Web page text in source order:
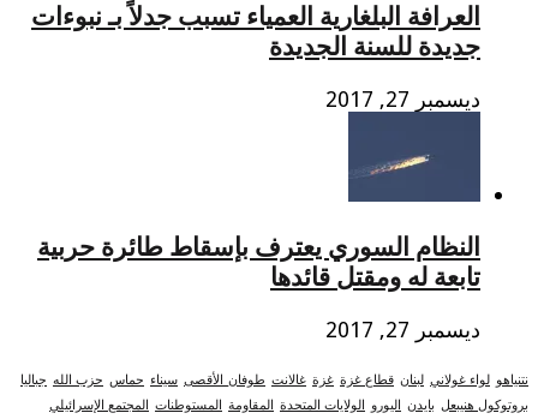
العرافة البلغارية العمياء تسبب جدلاً بـ نبوءات
جديدة للسنة الجديدة
ديسمبر 27, 2017
النظام السوري يعترف بإسقاط طائرة حربية
تابعة له ومقتل قائدها
ديسمبر 27, 2017
نتنياهو لواء غولاني لبنان قطاع غزة غزة غالانت طوفان_الأقصى سيناء حماس حزب الله جباليا
بروتوكول هنيبعل بايدن اليورو الولايات المتحدة المقاومة المستوطنات المجتمع الإسرائيلي